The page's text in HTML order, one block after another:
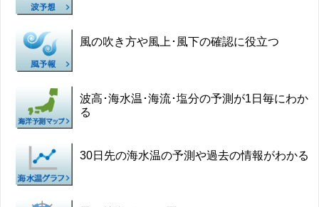
風の吹き方や風上･風下の確認に役立つ
波高･海水温･海流･塩分の予測が1日毎にわか
る
30日先の海水温の予測や過去の情報がわかる